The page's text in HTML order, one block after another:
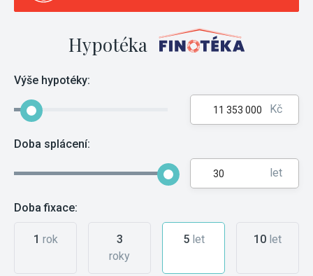
Hypotéka
Výše hypotéky:
Kč
Doba splácení:
let
Doba fixace:
1 rok
3
roky
5let 10 let